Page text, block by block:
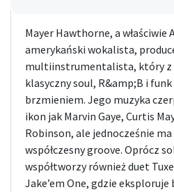
horyzont, a
muzyczna
współczesne
nazwać
Każda
inspiracji, która
oderwać się
się w
emocji.
Mayer Hawthorne, a właściwie
amerykański wokalista,
multiinstrumentalista, który z
klasyczny soul, R&amp;B i
brzmieniem. Jego muzyka
ikon jak Marvin Gaye, Curtis
Robinson, ale jednocześnie
współczesny groove. Oprócz
współtworzy również duet
Jake’em One, gdzie